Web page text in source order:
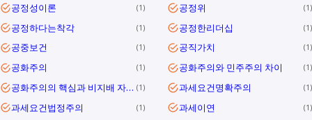
공정성이론 1 공정위 1
공정하다는착각 1 공정한리더십 1
공중보건 1 공직가치 1
공화주의 1 공화주의와 민주주의 차이 1
공화주의의 핵심과 비지배 자유를 통해 대한민국 민주공화국의 의미와 과제를 정리합니다. 1 과세요건명확주의 1
과세요건법정주의 1 과세이연 1